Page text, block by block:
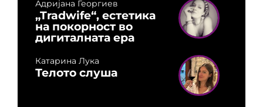
Адријана Георгиев
„Tradwife“, естетика
на покорност во
дигиталната ера
Катарина Лука
Телото слуша